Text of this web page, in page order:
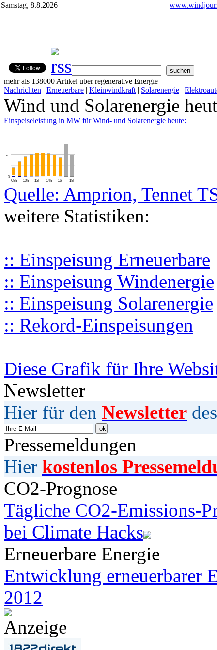
Samstag, 8.8.2026
mehr als 138000 Artikel über regenerative Energie
Nachrichten | Erneuerbare | Kleinwindkraft | Solarenergie |
Wind und Solarenergie
Einspeiseleistung in MW für Wind- und Solarenergie heute:
08h 10h 12h 14h 16h 18h
0
…
…
Quelle: Amprion, Tennet
weitere Statistiken:
:: Einspeisung Erneuerbare
:: Einspeisung Windenergie
:: Einspeisung Solarenergie
:: Rekord-Einspeisungen
Diese Grafik für Ihre
Newsletter
Hier für den Newsletter
Pressemeldungen
Hier kostenlos
CO2-Prognose
Tägliche CO2-Emissions-
bei Climate Hacks
Erneuerbare Energie
Entwicklung erneuerbarer
2012
Anzeige